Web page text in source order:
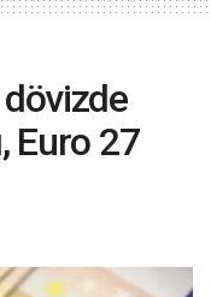
dövizde
Euro 27